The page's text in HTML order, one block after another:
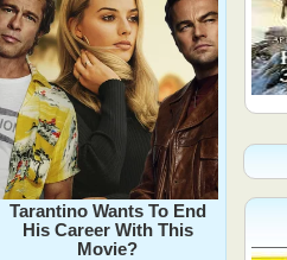
Tarantino Wants To End
His Career With This
Movie?